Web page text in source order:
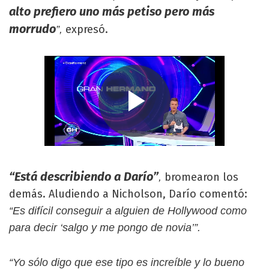
alto prefiero uno más petiso pero más
morrudo”, expresó.
“Está describiendo a Darío”, bromearon los
demás. Aludiendo a Nicholson, Darío comentó:
“Es difícil conseguir a alguien de Hollywood como
para decir ‘salgo y me pongo de novia’”.
“Yo sólo digo que ese tipo es increíble y lo bueno